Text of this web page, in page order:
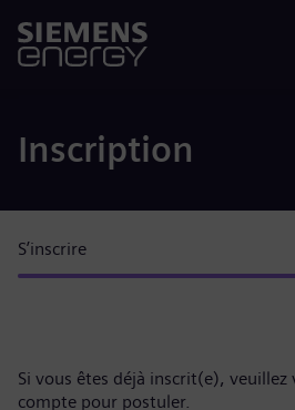
Inscription
S’inscrire
Si vous êtes déjà inscrit(e), veuillez
compte pour postuler.